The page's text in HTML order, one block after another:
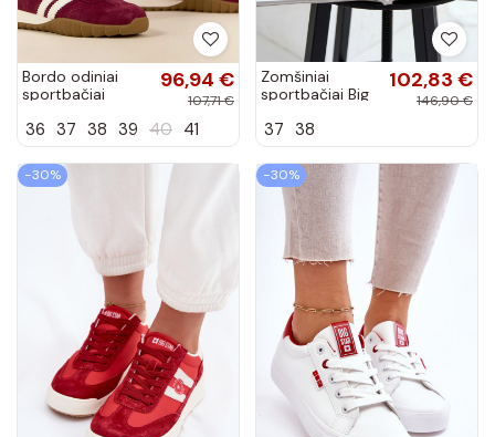
Bordo odiniai
sportbačiai
96,94 €
107,71 €
36 37 38 39 40 41
Zomšiniai
sportbačiai Big
bordo spalvos
102,83 €
146,90 €
37 38
−30% −30%